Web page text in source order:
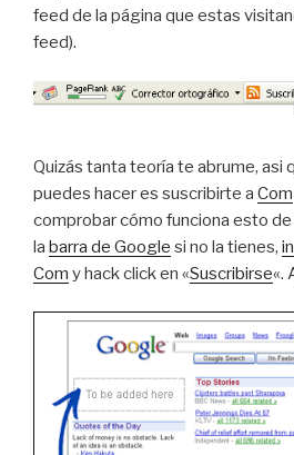
feed de la página que estas
feed).
Quizás tanta teoría te abrume, asi
puedes hacer es suscribirte a Com
comprobar cómo funciona esto
la barra de Google si no la tienes,
Com y hack click en «Suscribirse«.